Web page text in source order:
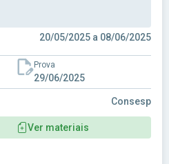
20/05/2025 a 08/06/2025
Prova
29/06/2025
Consesp
Ver materiais